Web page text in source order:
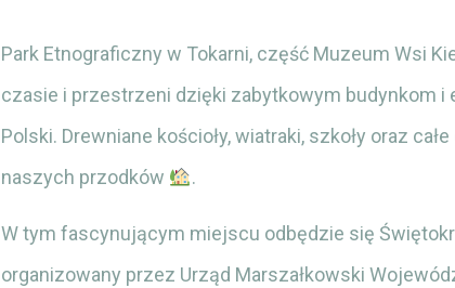
Park Etnograficzny w Tokarni, część Muzeum Wsi
czasie i przestrzeni dzięki zabytkowym budynkom i
Polski. Drewniane kościoły, wiatraki, szkoły oraz
naszych przodków
.
W tym fascynującym miejscu odbędzie się
organizowany przez Urząd Marszałkowski